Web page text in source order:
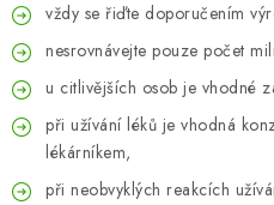
vždy se řiďte doporučením
nesrovnávejte pouze počet
u citlivějších osob je vhodné
při užívání léků je vhodná
lékárníkem,
při neobvyklých reakcích